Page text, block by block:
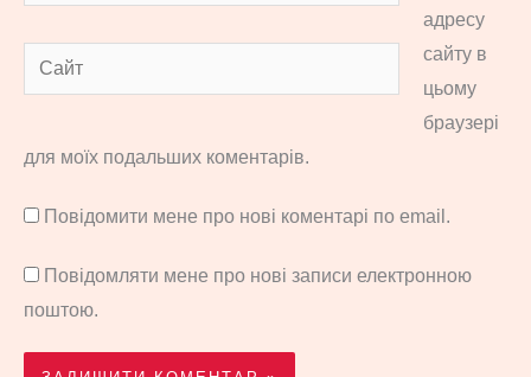
Сайт
адресу
сайту в
цьому
браузері
для моїх подальших коментарів.
Повідомити мене про нові коментарі по email.
Повідомляти мене про нові записи електронною
поштою.